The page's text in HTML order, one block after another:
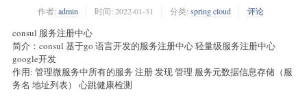
作者: admin 时间: 2022-01-31 分类: spring cloud 评论
consul 服务注册中心
简介：consul 基于go 语言开发的服务注册中心 轻量级服务注册中心
google开发
作用: 管理微服务中所有的服务 注册 发现 管理 服务元数据信息存储（服
务名 地址列表） 心跳健康检测